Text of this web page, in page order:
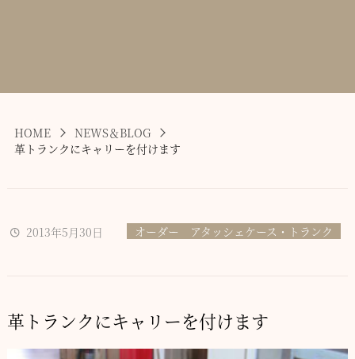
HOME
NEWS＆BLOG
革トランクにキャリーを付けます
2013年5月30日 オーダー アタッシェケース・トランク
革トランクにキャリーを付けます